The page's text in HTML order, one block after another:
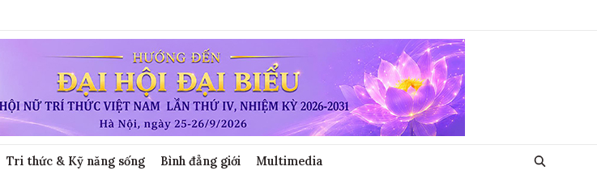
Tri thức & Kỹ năng sống Bình đẳng giới Multimedia